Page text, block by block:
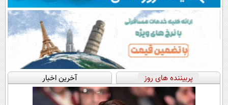
پربیننده های روز آخرین اخبار